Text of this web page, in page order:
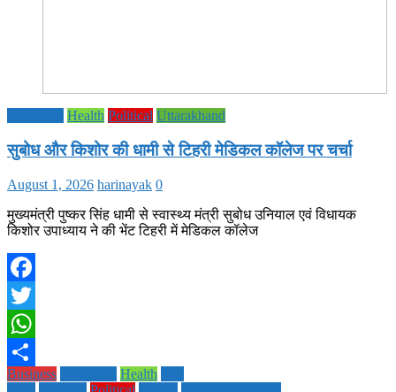
Health Political Uttarakhand
सुबोध और किशोर की धामी से टिहरी मेडिकल कॉलेज पर चर्चा
August 1, 2026 harinayak 0
मुख्यमंत्री पुष्कर सिंह धामी से स्वास्थ्य मंत्री सुबोध उनियाल एवं विधायक
किशोर उपाध्याय ने की भेंट टिहरी में मेडिकल कॉलेज
Facebook
Twitter
WhatsApp
Share
Business Health